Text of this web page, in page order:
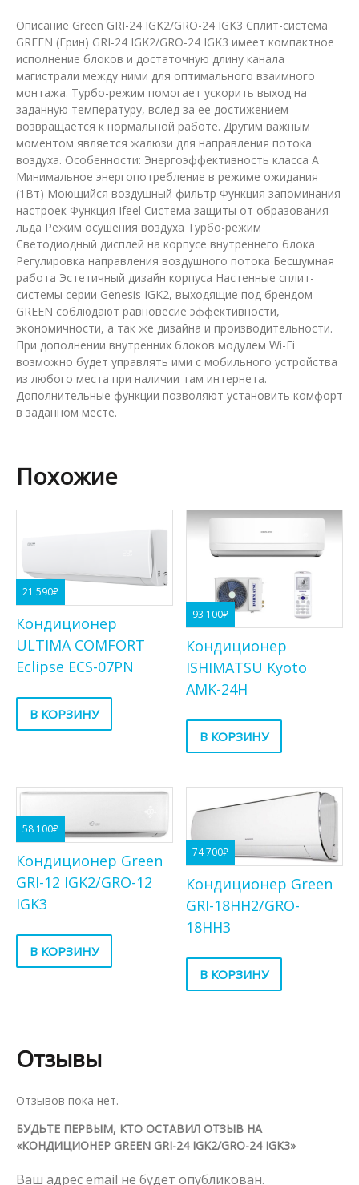
Описание Green GRI-24 IGK2/GRO-24 IGK3 Сплит-система
GREEN (Грин) GRI-24 IGK2/GRO-24 IGK3 имеет компактное
исполнение блоков и достаточную длину канала
магистрали между ними для оптимального взаимного
монтажа. Турбо-режим помогает ускорить выход на
заданную температуру, вслед за ее достижением
возвращается к нормальной работе. Другим важным
моментом является жалюзи для направления потока
воздуха. Особенности: Энергоэффективность класса А
Минимальное энергопотребление в режиме ожидания
(1Вт) Моющийся воздушный фильтр Функция запоминания
настроек Функция Ifeel Система защиты от образования
льда Режим осушения воздуха Турбо-режим
Светодиодный дисплей на корпусе внутреннего блока
Регулировка направления воздушного потока Бесшумная
работа Эстетичный дизайн корпуса Настенные сплит-
системы серии Genesis IGK2, выходящие под брендом
GREEN соблюдают равновесие эффективности,
экономичности, а так же дизайна и производительности.
При дополнении внутренних блоков модулем Wi-Fi
возможно будет управлять ими с мобильного устройства
из любого места при наличии там интернета.
Дополнительные функции позволяют установить комфорт
в заданном месте.
Похожие
21 590₽
Кондиционер
ULTIMA COMFORT
Eclipse ECS-07PN
В КОРЗИНУ
93 100₽
Кондиционер
ISHIMATSU Kyoto
AMK-24H
В КОРЗИНУ
58 100₽
Кондиционер Green
GRI-12 IGK2/GRO-12
IGK3
В КОРЗИНУ
74 700₽
Кондиционер Green
GRI-18HH2/GRO-
18HH3
В КОРЗИНУ
Отзывы
Отзывов пока нет.
БУДЬТЕ ПЕРВЫМ, КТО ОСТАВИЛ ОТЗЫВ НА
«КОНДИЦИОНЕР GREEN GRI-24 IGK2/GRO-24 IGK3»
Ваш адрес email не будет опубликован.